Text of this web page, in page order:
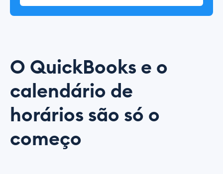
O QuickBooks e o
calendário de
horários são só o
começo